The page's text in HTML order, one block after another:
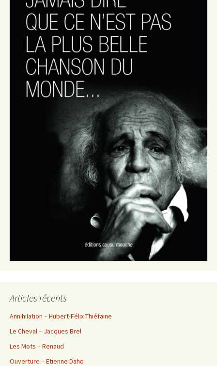
Articles récents
Annihilation – Hubert-Félix Thiéfaine
Le Cheval – Jacques Brel
Les Mots – Renaud
Ouverture – Etienne Daho